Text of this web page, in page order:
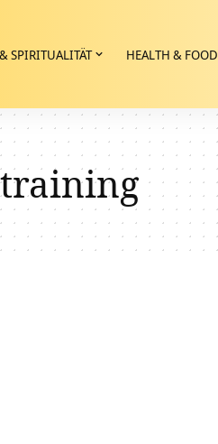
SPIRITUALITÄT HEALTH & FOOD